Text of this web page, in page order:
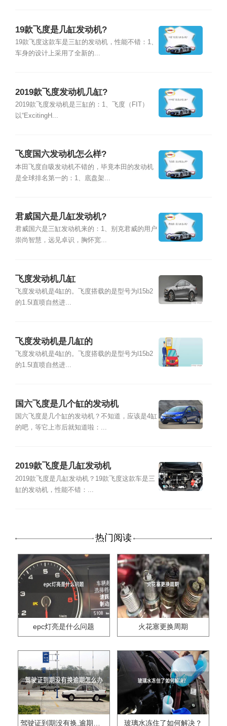
19款飞度是几缸发动机?
19款飞度这款车是三缸的发动机，性能不错：1、
车身的设计上采用了全新的...
2019款飞度发动机几缸?
2019款飞度发动机是三缸的：1、飞度（FIT）
以“ExcitingH...
飞度国六发动机怎么样?
本田飞度自吸发动机不错的，毕竟本田的发动机
是全球排名第一的：1、底盘架...
君威国六是几缸发动机?
君威国六是三缸发动机来的：1、别克君威的用户
崇尚智慧，远见卓识，胸怀宽...
飞度发动机几缸
飞度发动机是4缸的。飞度搭载的是型号为l15b2
的1.5l直喷自然进...
飞度发动机是几缸的
飞度发动机是4缸的。飞度搭载的是型号为l15b2
的1.5l直喷自然进...
国六飞度是几个缸的发动机
国六飞度是几个缸的发动机？不知道，应该是4缸
的吧，等它上市后就知道啦：...
2019款飞度是几缸发动机
2019款飞度是几缸发动机？19款飞度这款车是三
缸的发动机，性能不错：...
热门阅读
epc灯亮是什么问题 火花塞更换周期
玻璃水冻住了如何解决？